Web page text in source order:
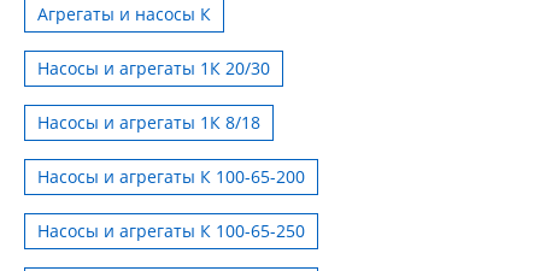
Агрегаты и насосы К
Насосы и агрегаты 1К 20/30
Насосы и агрегаты 1К 8/18
Насосы и агрегаты К 100-65-200
Насосы и агрегаты К 100-65-250